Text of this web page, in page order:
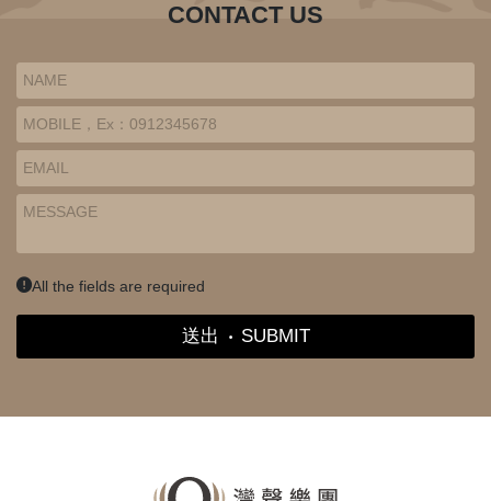
CONTACT US
All the fields are required
送出 ‧ SUBMIT